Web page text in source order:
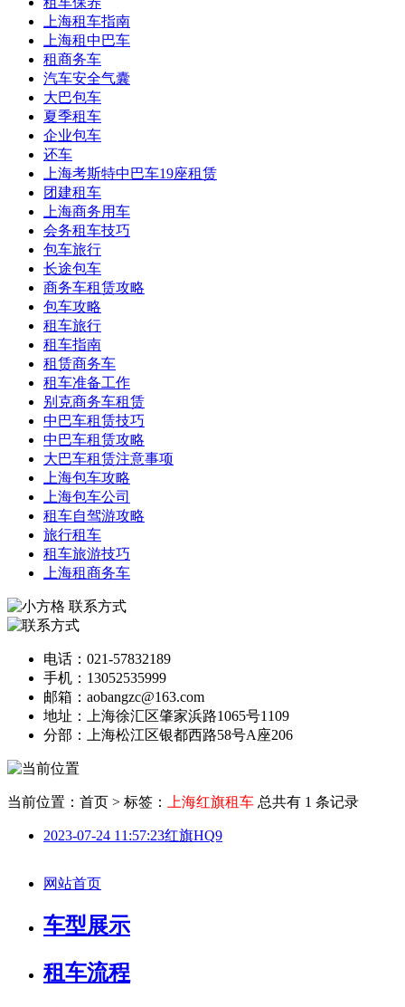
上海租车指南
上海租中巴车
租商务车
汽车安全气囊
大巴包车
夏季租车
企业包车
还车
上海考斯特中巴车19座租赁
团建租车
上海商务用车
会务租车技巧
包车旅行
长途包车
商务车租赁攻略
包车攻略
租车旅行
租车指南
租赁商务车
租车准备工作
别克商务车租赁
中巴车租赁技巧
中巴车租赁攻略
大巴车租赁注意事项
上海包车攻略
上海包车公司
租车自驾游攻略
旅行租车
租车旅游技巧
上海租商务车
联系方式
电话：021-57832189
手机：13052535999
邮箱：aobangzc@163.com
地址：上海徐汇区肇家浜路1065号1109
分部：上海松江区银都西路58号A座206
当前位置：首页 > 标签： 上海红旗租车 总共有 1 条记录
2023-07-24 11:57:23红旗HQ9
网站首页
车型展示
租车流程